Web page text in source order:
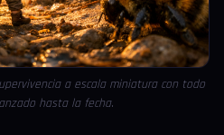
a escala miniatura con todo
hasta la fecha.